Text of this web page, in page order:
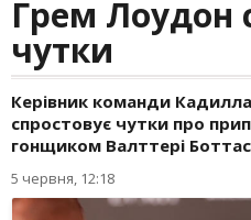
Грем Лоудон
чутки
Керівник команди
спростовує чутки про
гонщиком Валттері
5 червня, 12:18